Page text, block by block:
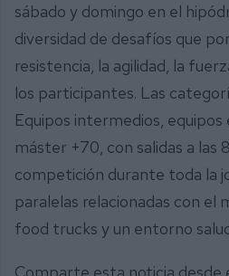
sábado y domingo en el
diversidad de desafíos que
resistencia, la agilidad, la
los participantes. Las
Equipos intermedios, equipos
máster +70, con salidas a las
competición durante toda la
paralelas relacionadas con el
food trucks y un entorno
Comparte esta noticia desde